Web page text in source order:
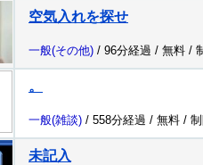
空気入れを探せ
一般(その他) / 96分経過 / 無料 /
。
一般(雑談) / 558分経過 / 無料 /
未記入